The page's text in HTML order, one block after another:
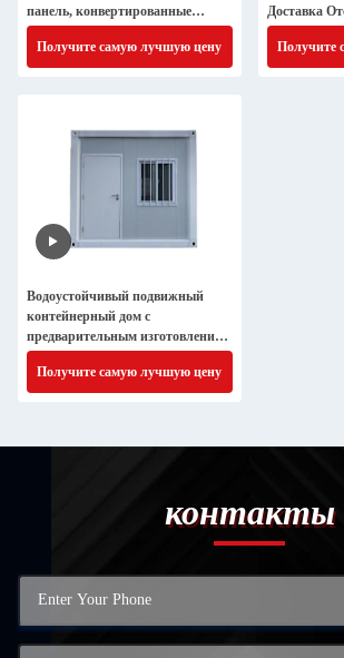
панель, конвертированные
контейнеры
Получите самую лучшую цену
Доставка
жилые дома
Получите
Водоустойчивый подвижный
контейнерный дом с
предварительным изготовлением
для склада
Получите самую лучшую цену
контакты